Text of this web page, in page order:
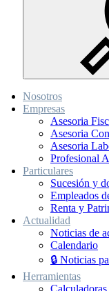
Nosotros
Empresas
Asesoria
Asesoria
Asesoria
Profesional
Particulares
Sucesión y
Empleados
Renta y
Actualidad
Noticias de
Calendario
🔒 Noticias
Herramientas
Calculadoras